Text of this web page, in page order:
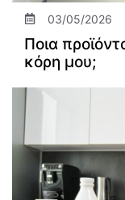
03/05/2026
Ποια
κόρη μου;